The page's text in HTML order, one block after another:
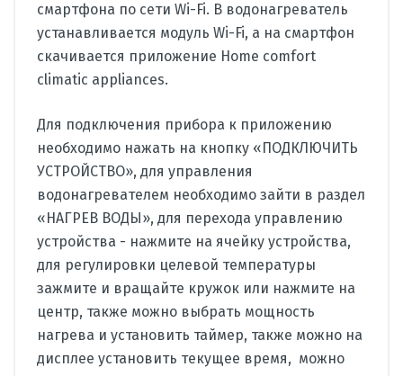
смартфона по сети Wi-Fi. В водонагреватель
устанавливается модуль Wi-Fi, а на смартфон
скачивается приложение Home comfort
climatic appliances.
Для подключения прибора к приложению
необходимо нажать на кнопку «ПОДКЛЮЧИТЬ
УСТРОЙСТВО», для управления
водонагревателем необходимо зайти в раздел
«НАГРЕВ ВОДЫ», для перехода управлению
устройства - нажмите на ячейку устройства,
для регулировки целевой температуры
зажмите и вращайте кружок или нажмите на
центр, также можно выбрать мощность
нагрева и установить таймер, также можно на
дисплее установить текущее время, можно